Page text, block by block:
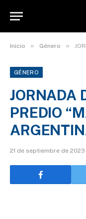
Inicio » Género »
GÉNERO
JORNADA
PREDIO
21 de septiembre de 2023